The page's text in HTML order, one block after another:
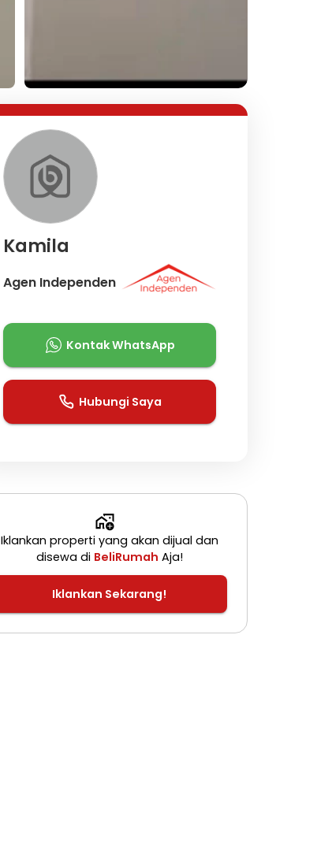
Kamila
Agen Independen
Kontak WhatsApp
Hubungi Saya
Iklankan properti yang akan dijual dan
disewa di BeliRumah Aja!
Iklankan Sekarang!